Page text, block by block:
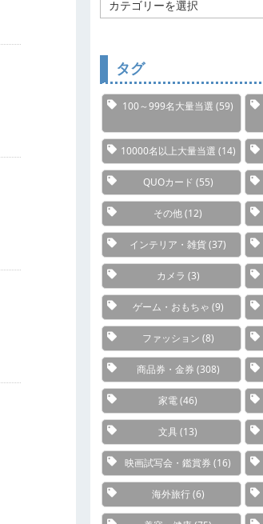
テ
タグ
100～999名大量当選 (59)
10000名以上大量当選 (14)
QUOカード (55)
その他(12)
インテリア・雑貨(37)
カメラ (3)
ゲーム・おもちゃ (9)
ファッション (8)
商品券・金券 (308)
家電(46)
文具 (13)
映画試写会・鑑賞券 (16)
海外旅行(6)